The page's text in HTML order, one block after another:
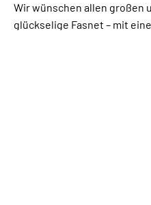
Wir wünschen allen großen
glückselige Fasnet – mit